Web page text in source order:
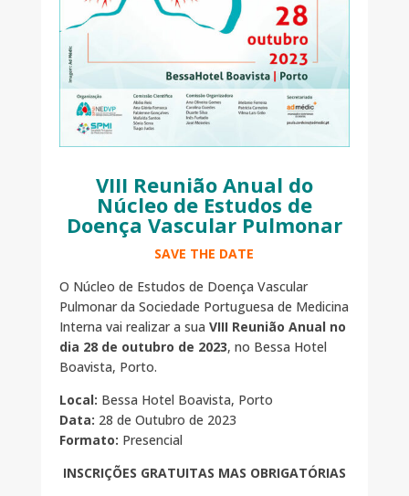
VIII Reunião Anual do
Núcleo de Estudos de
Doença Vascular Pulmonar
SAVE THE DATE
O Núcleo de Estudos de Doença Vascular
Pulmonar da Sociedade Portuguesa de Medicina
Interna vai realizar a sua VIII Reunião Anual no
dia 28 de outubro de 2023, no Bessa Hotel
Boavista, Porto.
Local: Bessa Hotel Boavista, Porto
Data: 28 de Outubro de 2023
Formato: Presencial
INSCRIÇÕES GRATUITAS MAS OBRIGATÓRIAS